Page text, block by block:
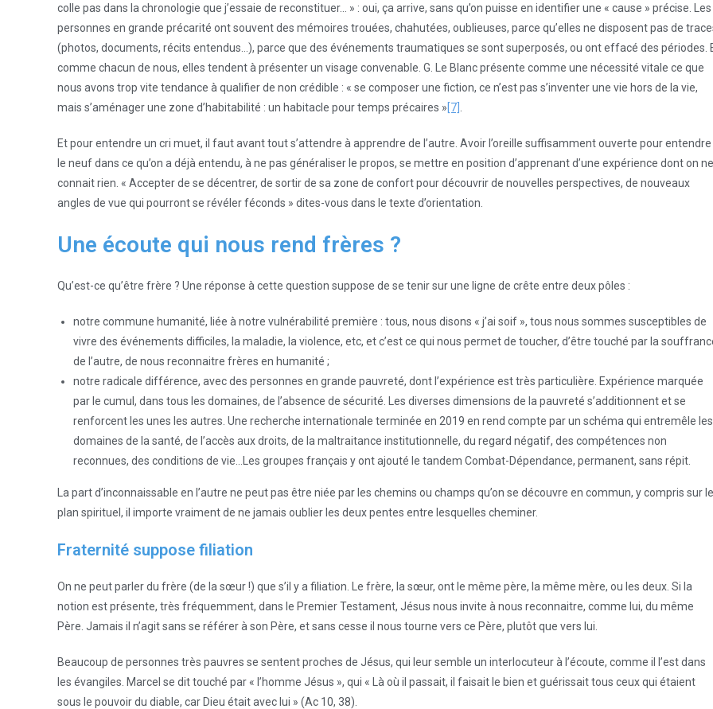
colle pas dans la chronologie que j’essaie de reconstituer… » : oui, ça arrive, sans qu’on puisse en identifier une « cause » précise. Les
personnes en grande précarité ont souvent des mémoires trouées, chahutées, oublieuses, parce qu’elles ne disposent pas de
(photos, documents, récits entendus…), parce que des événements traumatiques se sont superposés, ou ont effacé des périodes.
comme chacun de nous, elles tendent à présenter un visage convenable. G. Le Blanc présente comme une nécessité vitale ce que
nous avons trop vite tendance à qualifier de non crédible : « se composer une fiction, ce n’est pas s’inventer une vie hors de la vie,
mais s’aménager une zone d’habitabilité : un habitacle pour temps précaires » [7]
Et pour entendre un cri muet, il faut avant tout s’attendre à apprendre de l’autre. Avoir l’oreille suffisamment ouverte pour entendre
le neuf dans ce qu’on a déjà entendu, à ne pas généraliser le propos, se mettre en position d’apprenant d’une expérience dont on ne
connait rien. « Accepter de se décentrer, de sortir de sa zone de confort pour découvrir de nouvelles perspectives, de nouveaux
angles de vue qui pourront se révéler féconds » dites-vous dans le texte d’orientation.
Une écoute qui nous rend frères ?
Qu’est-ce qu’être frère ? Une réponse à cette question suppose de se tenir sur une ligne de crête entre deux pôles :
notre commune humanité, liée à notre vulnérabilité première : tous, nous disons « j’ai soif », tous nous sommes susceptibles de
vivre des événements difficiles, la maladie, la violence, etc, et c’est ce qui nous permet de toucher, d’être touché par la
de l’autre, de nous reconnaitre frères en humanité ;
notre radicale différence, avec des personnes en grande pauvreté, dont l’expérience est très particulière. Expérience marquée
par le cumul, dans tous les domaines, de l’absence de sécurité. Les diverses dimensions de la pauvreté s’additionnent et se
renforcent les unes les autres. Une recherche internationale terminée en 2019 en rend compte par un schéma qui entremêle les
domaines de la santé, de l’accès aux droits, de la maltraitance institutionnelle, du regard négatif, des compétences non
reconnues, des conditions de vie…Les groupes français y ont ajouté le tandem Combat-Dépendance, permanent, sans répit.
La part d’inconnaissable en l’autre ne peut pas être niée par les chemins ou champs qu’on se découvre en commun, y compris sur le
plan spirituel, il importe vraiment de ne jamais oublier les deux pentes entre lesquelles cheminer.
Fraternité suppose filiation
On ne peut parler du frère (de la sœur !) que s’il y a filiation. Le frère, la sœur, ont le même père, la même mère, ou les deux. Si la
notion est présente, très fréquemment, dans le Premier Testament, Jésus nous invite à nous reconnaitre, comme lui, du même
Père. Jamais il n’agit sans se référer à son Père, et sans cesse il nous tourne vers ce Père, plutôt que vers lui.
Beaucoup de personnes très pauvres se sentent proches de Jésus, qui leur semble un interlocuteur à l’écoute, comme il l’est dans
les évangiles. Marcel se dit touché par « l’homme Jésus », qui « Là où il passait, il faisait le bien et guérissait tous ceux qui étaient
sous le pouvoir du diable, car Dieu était avec lui » (Ac 10, 38).